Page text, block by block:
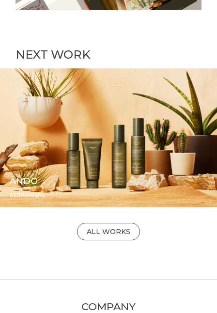
NEXT WORK
ÄNDO
REBRANDING
ALL WORKS
COMPANY